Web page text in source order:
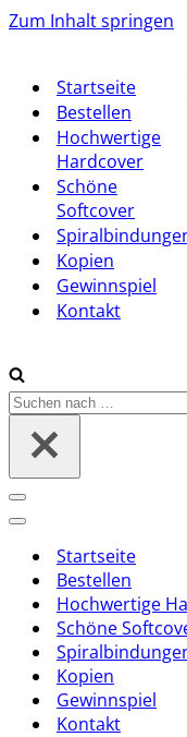
Zum Inhalt springen
Startseite
Bestellen
Hochwertige
Hardcover
Schöne
Softcover
Kopien
Gewinnspiel
Kontakt
Suchen
nach …
Navigationsmenü
Navigationsmenü
Startseite
Bestellen
Hochwertige
Schöne
Kopien
Gewinnspiel
Kontakt